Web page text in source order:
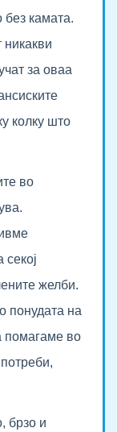
без камата.
за оваа
колку што
во
желби.
понудата на
помагаме во
брзо и